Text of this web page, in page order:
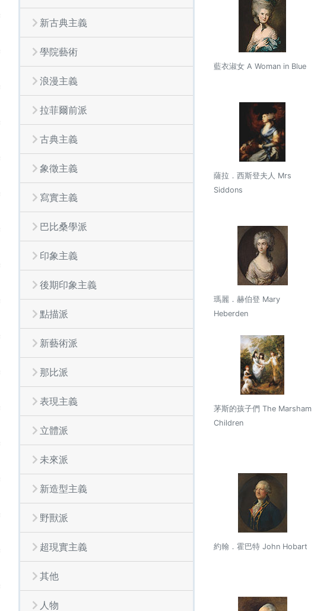
新古典主義
學院藝術
浪漫主義
拉菲爾前派
古典主義
象徵主義
寫實主義
巴比桑學派
印象主義
後期印象主義
點描派
新藝術派
那比派
表現主義
立體派
未來派
新造型主義
野獸派
超現實主義
其他
人物
藍衣淑女 A Woman in Blue
薩拉．西斯登夫人 Mrs
Siddons
瑪麗．赫伯登 Mary
Heberden
茅斯的孩子們 The Marsham
Children
約翰．霍巴特 John Hobart